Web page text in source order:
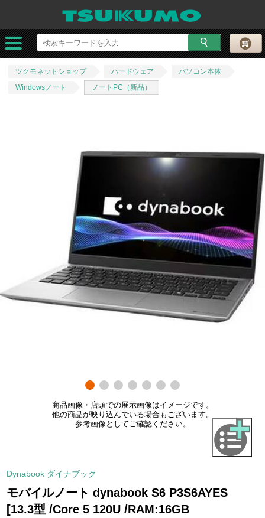
ツクモネットショップ ハードウェア
パソコン本体
Windowsノート
ノートPC（新品）
商品画像・店頭での展示画像はイメージです。
他の商品が映り込んでいる場合もございます。
参考画像としてご確認ください。
Dynabook ダイナブック
モバイルノート dynabook S6 P3S6AYES
[13.3型 /Core 5 120U /RAM:16GB